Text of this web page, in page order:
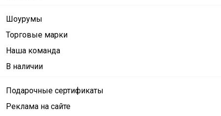
Шоурумы
Торговые марки
Наша команда
В наличии
Подарочные сертификаты
Реклама на сайте